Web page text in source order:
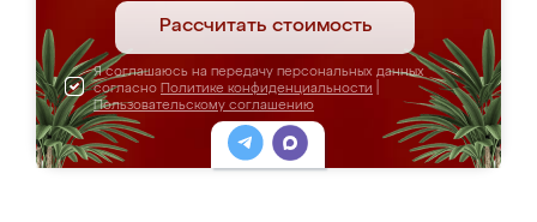
Рассчитать стоимость
Я соглашаюсь на передачу персональных данных
согласно Политике конфиденциальности
Пользовательскому соглашению